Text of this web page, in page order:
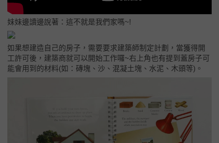
妹妹邊讀邊說著：這不就是我們家嗎~!
如果想建造自己的房子，需要要求建築師制定計劃，當獲得開
工許可後，建築商就可以開始工作囉~右上角也有提到蓋房子可
能會用到的材料(如：磚塊、沙、混凝土塊、水泥、木頭等)。